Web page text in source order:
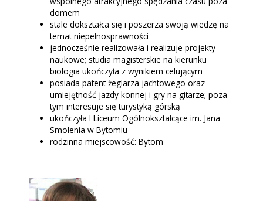
domem
stale dokształca się i poszerza swoją wiedzę na
temat niepełnosprawności
jednocześnie realizowała i realizuje projekty
naukowe; studia magisterskie na kierunku
biologia ukończyła z wynikiem celującym
posiada patent żeglarza jachtowego oraz
umiejętność jazdy konnej i gry na gitarze; poza
tym interesuje się turystyką górską
ukończyła I Liceum Ogólnokształcące im. Jana
Smolenia w Bytomiu
rodzinna miejscowość: Bytom